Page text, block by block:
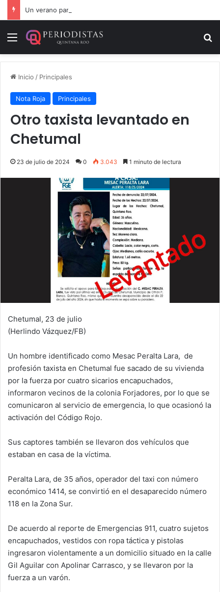
Menú
Inicio / Principales
Nota Roja Principales
Otro taxista levantado en
Chetumal
23 de julio de 2024 0 3.043 1 minuto de lectura
Chetumal, 23 de julio
(Herlindo Vázquez/FB)
Un hombre identificado como Mesac Peralta Lara, de
profesión taxista en Chetumal fue sacado de su vivienda
por la fuerza por cuatro sicarios encapuchados,
informaron vecinos de la colonia Forjadores, por lo que se
comunicaron al servicio de emergencia, lo que ocasionó la
activación del Código Rojo.
Sus captores también se llevaron dos vehículos que
estaban en casa de la víctima.
Peralta Lara, de 35 años, operador del taxi con número
económico 1414, se convirtió en el desaparecido número
118 en la Zona Sur.
De acuerdo al reporte de Emergencias 911, cuatro sujetos
encapuchados, vestidos con ropa táctica y pistolas
ingresaron violentamente a un domicilio situado en la calle
Gil Aguilar con Apolinar Carrasco, y se llevaron por la
fuerza a un varón.